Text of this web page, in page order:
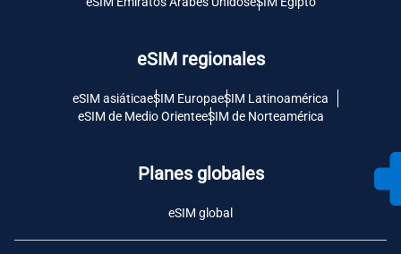
eSIM regionales
eSIM asiáticaeSIM EuropaeSIM Latinoamérica
eSIM de Medio OrienteeSIM de Norteamérica
Planes globales
eSIM global